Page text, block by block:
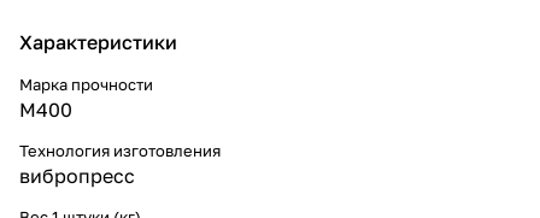
Характеристики
Марка прочности
М400
Технология изготовления
вибропресс